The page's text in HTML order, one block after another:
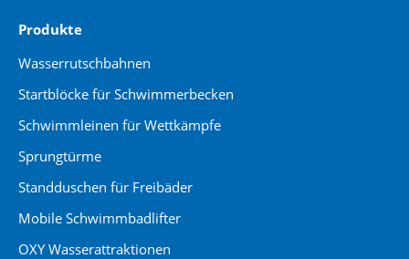
Produkte
Wasserrutschbahnen
Startblöcke für Schwimmerbecken
Schwimmleinen für Wettkämpfe
Sprungtürme
Standduschen für Freibäder
Mobile Schwimmbadlifter
OXY Wasserattraktionen